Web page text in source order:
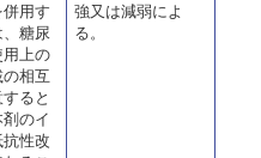
用す
、糖尿
用上の
相互
ると
のイ
性改
強又は減弱によ
る。